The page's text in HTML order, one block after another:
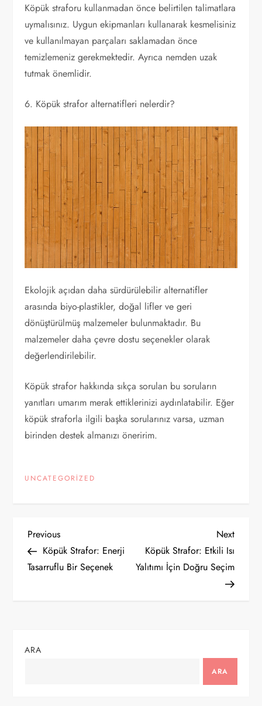
Köpük straforu kullanmadan önce belirtilen talimatlara
uymalısınız. Uygun ekipmanları kullanarak kesmelisiniz
ve kullanılmayan parçaları saklamadan önce
temizlemeniz gerekmektedir. Ayrıca nemden uzak
tutmak önemlidir.
6. Köpük strafor alternatifleri nelerdir?
Ekolojik açıdan daha sürdürülebilir alternatifler
arasında biyo-plastikler, doğal lifler ve geri
dönüştürülmüş malzemeler bulunmaktadır. Bu
malzemeler daha çevre dostu seçenekler olarak
değerlendirilebilir.
Köpük strafor hakkında sıkça sorulan bu soruların
yanıtları umarım merak ettiklerinizi aydınlatabilir. Eğer
köpük straforla ilgili başka sorularınız varsa, uzman
birinden destek almanızı öneririm.
UNCATEGORIZED
Y
a
g
Previous
Post
Previous
Köpük Strafor: Enerji
Tasarruflu Bir Seçenek
Next
Post
Next
Köpük Strafor: Etkili Isı
Yalıtımı İçin Doğru Seçim
ARA
ARA